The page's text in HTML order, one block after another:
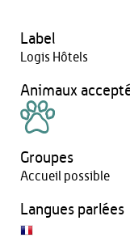
Label
Logis Hôtels
Animaux
Groupes
Accueil possible
Langues parlées